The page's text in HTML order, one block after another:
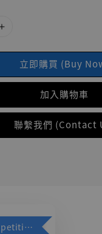
立即購買 (Buy
加入購物車
聯繫我們 (Contact
加購優惠【Competitive Toys 梅西 [CM001]】